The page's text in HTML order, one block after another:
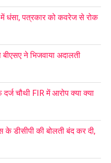
धंसा, पत्रकार को कवरेज से रोक
ने भिजवाया अदालती
चौथी FIR में आरोप क्या क्या
के डीसीपी की बोलती बंद कर दी,